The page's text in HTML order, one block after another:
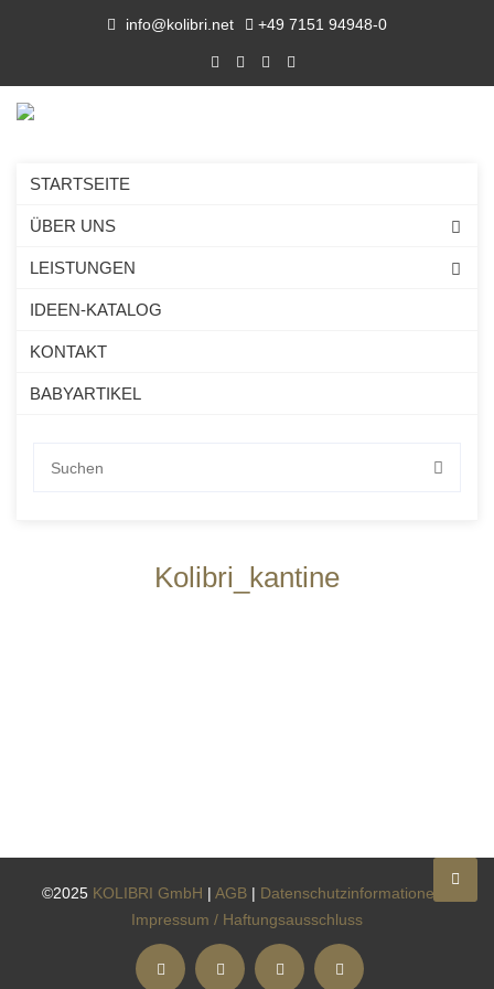
info@kolibri.net +49 7151 94948-0
STARTSEITE
ÜBER UNS
LEISTUNGEN
IDEEN-KATALOG
KONTAKT
BABYARTIKEL
Kolibri_kantine
©2025 KOLIBRI GmbH | AGB | Datenschutzinformationen
Impressum / Haftungsausschluss